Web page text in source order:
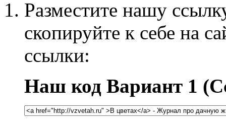
Разместите нашу
скопируйте к себе на
ссылки:
Наш код Вариант 1